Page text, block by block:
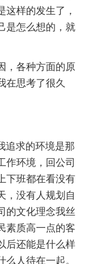
这样的发生了，
是怎么想的，就
，各种方面的原
在思考了很久
追求的环境是那
作环境，回公司
下班都在看没有
，没有人规划自
的文化理念我丝
素质高一点的客
后还能是什么样
人待在一起。